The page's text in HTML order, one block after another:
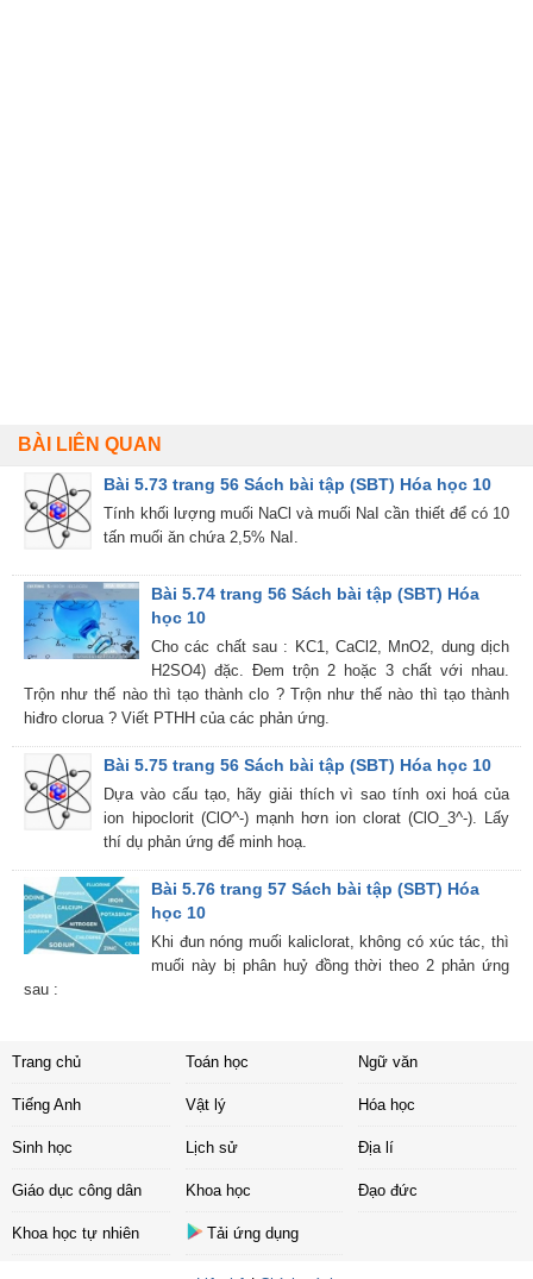
BÀI LIÊN QUAN
Bài 5.73 trang 56 Sách bài tập (SBT) Hóa học 10
Tính khối lượng muối NaCl và muối NaI cần thiết để có 10
tấn muối ăn chứa 2,5% NaI.
Bài 5.74 trang 56 Sách bài tập (SBT) Hóa
học 10
Cho các chất sau : KC1, CaCl2, MnO2, dung dịch
H2SO4) đặc. Đem trộn 2 hoặc 3 chất với nhau.
Trộn như thế nào thì tạo thành clo ? Trộn như thế nào thì tạo thành
hiđro clorua ? Viết PTHH của các phản ứng.
Bài 5.75 trang 56 Sách bài tập (SBT) Hóa học 10
Dựa vào cấu tạo, hãy giải thích vì sao tính oxi hoá của
ion hipoclorit (ClO^-) mạnh hơn ion clorat (ClO_3^-). Lấy
thí dụ phản ứng để minh hoạ.
Bài 5.76 trang 57 Sách bài tập (SBT) Hóa
học 10
Khi đun nóng muối kaliclorat, không có xúc tác, thì
muối này bị phân huỷ đồng thời theo 2 phản ứng
sau :
Trang chủ Toán học Ngữ văn
Tiếng Anh Vật lý Hóa học
Sinh học Lịch sử Địa lí
Giáo dục công dân Khoa học Đạo đức
Khoa học tự nhiên Tải ứng dụng